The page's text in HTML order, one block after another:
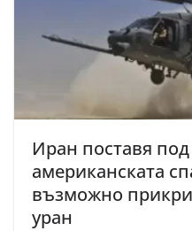
Иран поставя
американската
възможно
уран